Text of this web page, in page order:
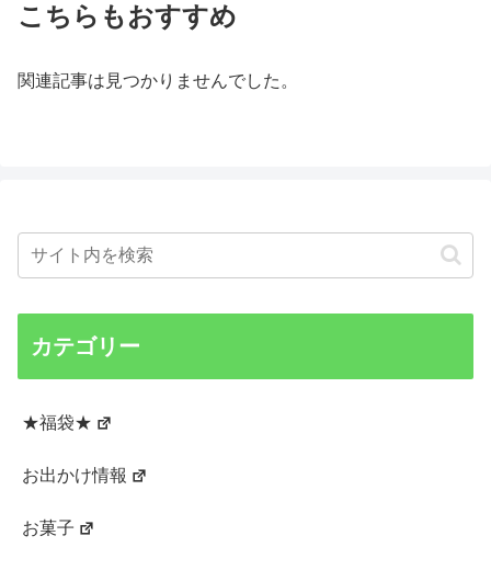
こちらもおすすめ
関連記事は見つかりませんでした。
カテゴリー
★福袋★
お出かけ情報
お菓子